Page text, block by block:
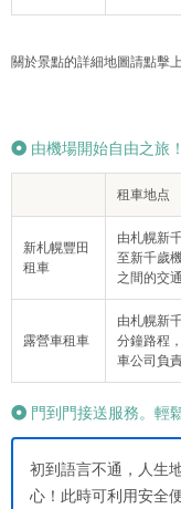
關於景點的詳細地圖請點擊
由機場開始自由之旅
租車地点
新札幌豐田
租車
由札幌新
至新千歲
之間的交
露營車租車
由札幌新
分鐘路程
車公司負
門到門接送服務。輕
初到語言不通，人生
心！此時可利用安全